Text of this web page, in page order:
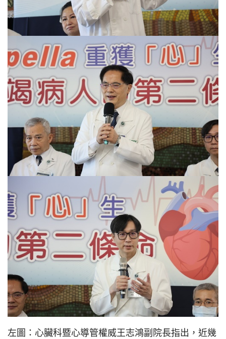
左圖：心臟科暨心導管權威王志鴻副院長指出，近幾